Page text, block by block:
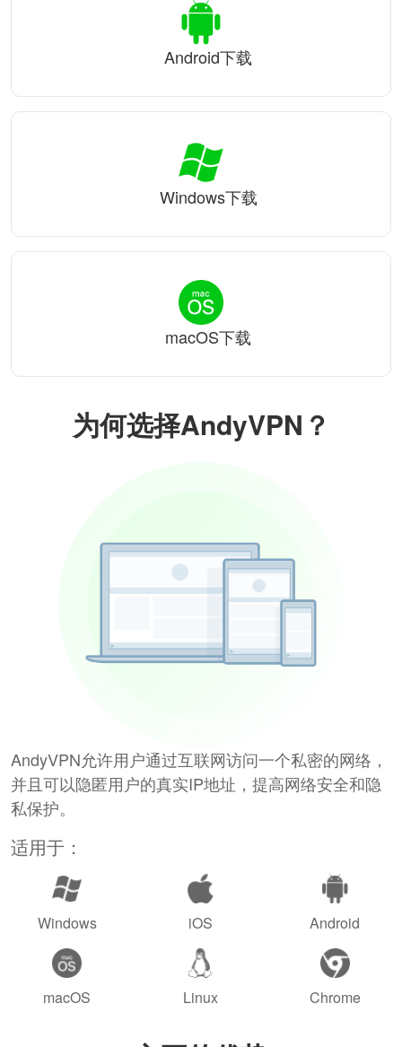
为何选择AndyVPN？
AndyVPN允许用户通过互联网访问一个私密的网络，
并且可以隐匿用户的真实IP地址，提高网络安全和隐
私保护。
适用于：
Windows iOS Android
macOS Linux Chrome
Android下载
Windows下载
macOS下载